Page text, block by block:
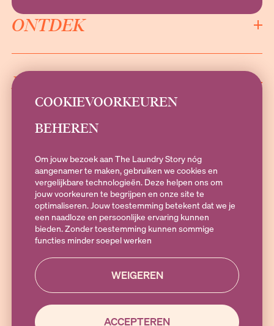
ONTDEK
INFORMATIE
SOCIALS
Heb je vragen?
Stuur een e-mail naarhallo@theLaundryStory.nlof Whatsapp naar
+316 19 79 25 10. Bereikbaar op Maandag t/m vrijdag 09:00-17:00
COOKIEVOORKEUREN
BEHEREN
Om jouw bezoek aan The Laundry Story nóg
aangenamer te maken, gebruiken we cookies en
vergelijkbare technologieën. Deze helpen ons om
jouw voorkeuren te begrijpen en onze site te
optimaliseren. Jouw toestemming betekent dat we je
een naadloze en persoonlijke ervaring kunnen
bieden. Zonder toestemming kunnen sommige
functies minder soepel werken
WEIGEREN
ACCEPTEREN